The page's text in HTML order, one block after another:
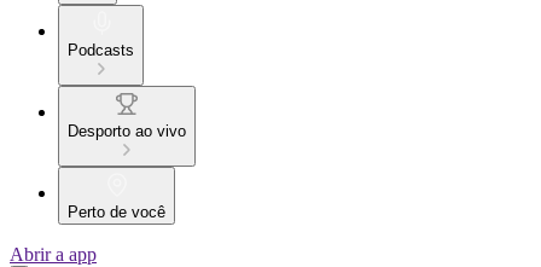
Podcasts
Desporto ao vivo
Perto de você
Abrir a app